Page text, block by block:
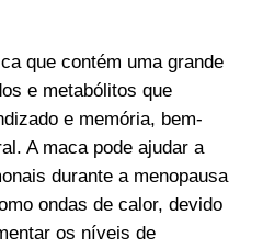
que contém uma grande
e metabólitos que
e memória, bem-
A maca pode ajudar a
durante a menopausa
ondas de calor, devido
os níveis de